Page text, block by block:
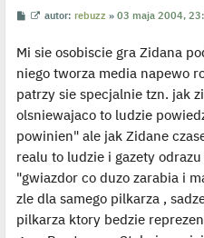
y
s
P
t
W
w
i
e
t
l
p
o
j
e
d
n
c
z
y
p
autor:rebuzz »03 maja 2004,
Mi sie osobiscie gra Zidana
niego tworza media napewo
patrzy sie specjalnie tzn. jak
olsniewajaco to ludzie
powinien" ale jak Zidane
realu to ludzie i gazety
"gwiazdor co duzo zarabia i
zle dla samego pilkarza ,
pilkarza ktory bedzie